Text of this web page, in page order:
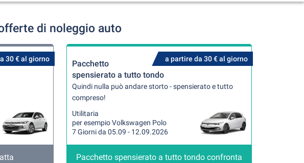
di noleggio auto
30 € al giorno a partire da 30 € al giorno
Pacchetto
spensierato a tutto tondo
Quindi nulla può andare storto - spensierato e tutto
compreso!
Utilitaria
per esempio Volkswagen Polo
7 Giorni da 05.09 - 12.09.2026
Pacchetto spensierato a tutto tondo confronta